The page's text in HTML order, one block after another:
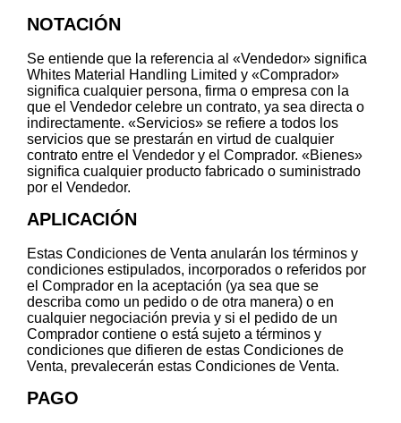
NOTACIÓN
Se entiende que la referencia al «Vendedor» significa
Whites Material Handling Limited y «Comprador»
significa cualquier persona, firma o empresa con la
que el Vendedor celebre un contrato, ya sea directa o
indirectamente. «Servicios» se refiere a todos los
servicios que se prestarán en virtud de cualquier
contrato entre el Vendedor y el Comprador. «Bienes»
significa cualquier producto fabricado o suministrado
por el Vendedor.
APLICACIÓN
Estas Condiciones de Venta anularán los términos y
condiciones estipulados, incorporados o referidos por
el Comprador en la aceptación (ya sea que se
describa como un pedido o de otra manera) o en
cualquier negociación previa y si el pedido de un
Comprador contiene o está sujeto a términos y
condiciones que difieren de estas Condiciones de
Venta, prevalecerán estas Condiciones de Venta.
PAGO